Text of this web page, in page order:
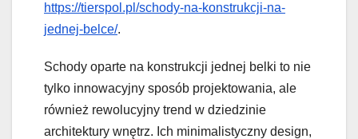
https://tierspol.pl/schody-na-konstrukcji-na-
jednej-belce/.
Schody oparte na konstrukcji jednej belki to nie
tylko innowacyjny sposób projektowania, ale
również rewolucyjny trend w dziedzinie
architektury wnętrz. Ich minimalistyczny design,